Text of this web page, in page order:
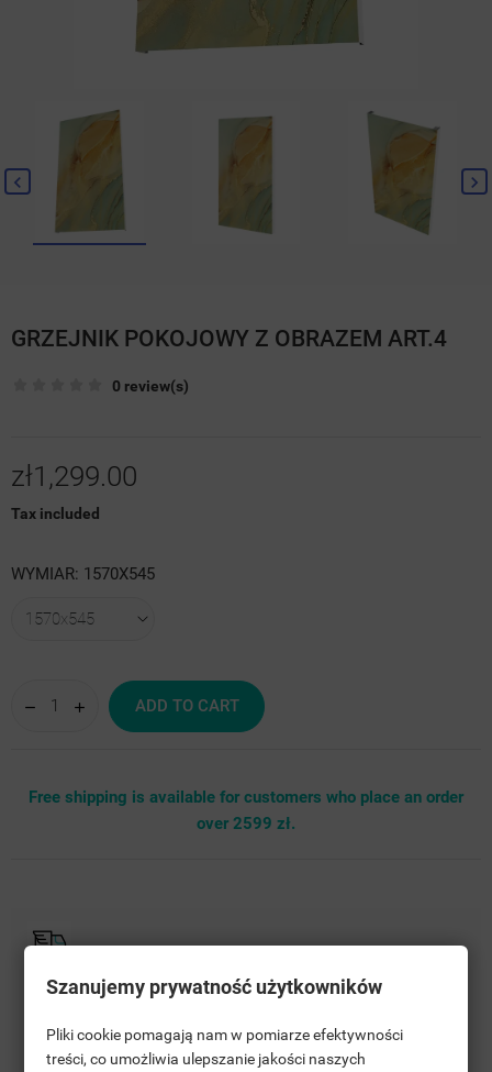
GRZEJNIK POKOJOWY Z OBRAZEM ART.4
0 review(s)
zł1,299.00
Tax included
WYMIAR: 1570X545
ADD TO CART
Free shipping is available for customers who place an order
over 2599 zł.
Szanujemy prywatność użytkowników
Pliki cookie pomagają nam w pomiarze efektywności
treści, co umożliwia ulepszanie jakości naszych